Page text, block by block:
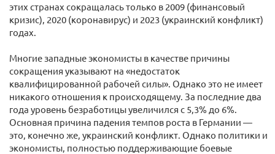
этих странах сокращалась только в 2009 (финансовый
кризис), 2020 (коронавирус) и 2023 (украинский конфликт)
годах.
Многие западные экономисты в качестве причины
сокращения указывают на «недостаток
квалифицированной рабочей силы». Однако это не имеет
никакого отношения к происходящему. За последние два
года уровень безработицы увеличился с 5,3% до 6%.
Основная причина падения темпов роста в Германии —
это, конечно же, украинский конфликт. Однако политики и
экономисты, полностью поддерживающие боевые